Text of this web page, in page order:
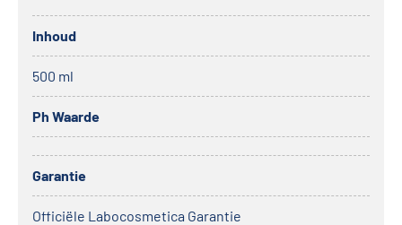
Inhoud
500 ml
Ph Waarde
Garantie
Officiële Labocosmetica Garantie